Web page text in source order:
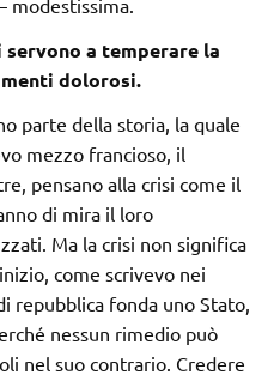
a temperare la
dolorosi.
parte della storia, la quale
mezzo francioso, il
pensano alla crisi come il
di mira il loro
Ma la crisi non significa
come scrivevo nei
repubblica fonda uno Stato,
nessun rimedio può
nel suo contrario. Credere